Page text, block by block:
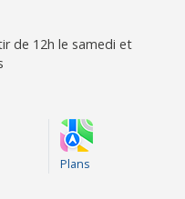
de 12h le samedi et
Plans